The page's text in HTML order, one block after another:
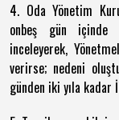
4. Oda Yönetim
onbeş gün içinde
inceleyerek,
verirse; nedeni
günden iki yıla